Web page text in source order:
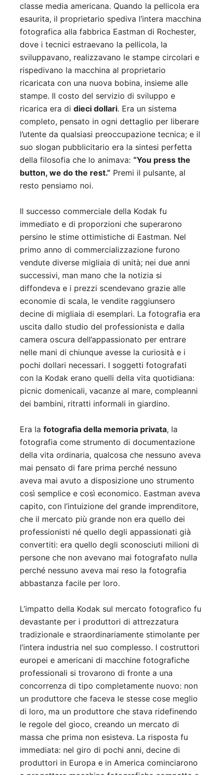
classe media americana. Quando la pellicola era
esaurita, il proprietario spediva l’intera macchina
fotografica alla fabbrica Eastman di Rochester,
dove i tecnici estraevano la pellicola, la
sviluppavano, realizzavano le stampe circolari e
rispedivano la macchina al proprietario
ricaricata con una nuova bobina, insieme alle
stampe. Il costo del servizio di sviluppo e
ricarica era di dieci dollari. Era un sistema
completo, pensato in ogni dettaglio per liberare
l’utente da qualsiasi preoccupazione tecnica; e il
suo slogan pubblicitario era la sintesi perfetta
della filosofia che lo animava: “You press the
button, we do the rest.” Premi il pulsante, al
resto pensiamo noi.
Il successo commerciale della Kodak fu
immediato e di proporzioni che superarono
persino le stime ottimistiche di Eastman. Nel
primo anno di commercializzazione furono
vendute diverse migliaia di unità; nei due anni
successivi, man mano che la notizia si
diffondeva e i prezzi scendevano grazie alle
economie di scala, le vendite raggiunsero
decine di migliaia di esemplari. La fotografia era
uscita dallo studio del professionista e dalla
camera oscura dell’appassionato per entrare
nelle mani di chiunque avesse la curiosità e i
pochi dollari necessari. I soggetti fotografati
con la Kodak erano quelli della vita quotidiana:
picnic domenicali, vacanze al mare, compleanni
dei bambini, ritratti informali in giardino.
Era la fotografia della memoria privata, la
fotografia come strumento di documentazione
della vita ordinaria, qualcosa che nessuno aveva
mai pensato di fare prima perché nessuno
aveva mai avuto a disposizione uno strumento
così semplice e così economico. Eastman aveva
capito, con l’intuizione del grande imprenditore,
che il mercato più grande non era quello dei
professionisti né quello degli appassionati già
convertiti: era quello degli sconosciuti milioni di
persone che non avevano mai fotografato nulla
perché nessuno aveva mai reso la fotografia
abbastanza facile per loro.
L’impatto della Kodak sul mercato fotografico fu
devastante per i produttori di attrezzatura
tradizionale e straordinariamente stimolante per
l’intera industria nel suo complesso. I costruttori
europei e americani di macchine fotografiche
professionali si trovarono di fronte a una
concorrenza di tipo completamente nuovo: non
un produttore che faceva le stesse cose meglio
di loro, ma un produttore che stava ridefinendo
le regole del gioco, creando un mercato di
massa che prima non esisteva. La risposta fu
immediata: nel giro di pochi anni, decine di
produttori in Europa e in America cominciarono